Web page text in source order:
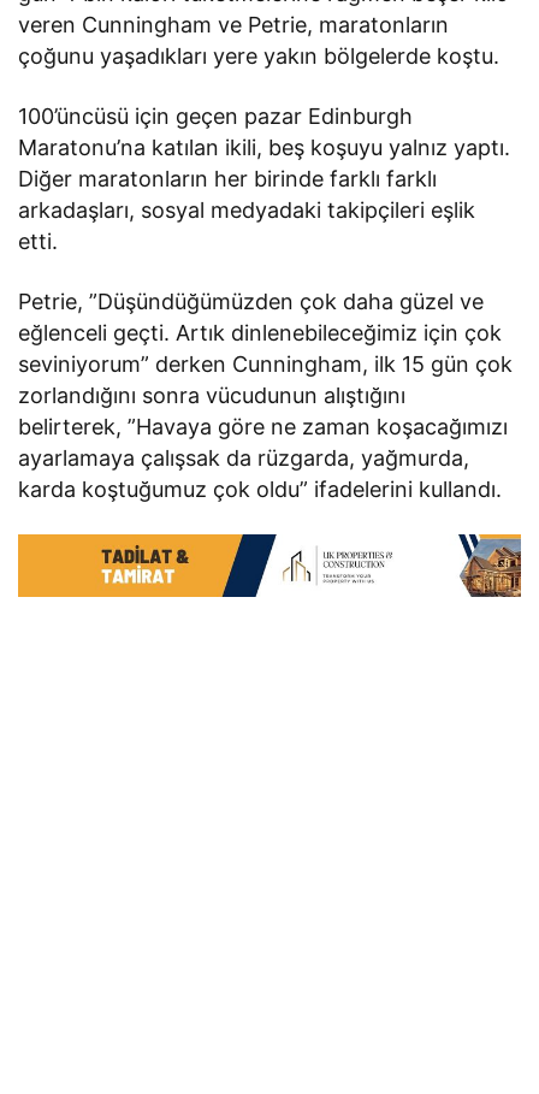
veren Cunningham ve Petrie, maratonların
çoğunu yaşadıkları yere yakın bölgelerde koştu.
100’üncüsü için geçen pazar Edinburgh
Maratonu’na katılan ikili, beş koşuyu yalnız yaptı.
Diğer maratonların her birinde farklı farklı
arkadaşları, sosyal medyadaki takipçileri eşlik
etti.
Petrie, ”Düşündüğümüzden çok daha güzel ve
eğlenceli geçti. Artık dinlenebileceğimiz için çok
seviniyorum” derken Cunningham, ilk 15 gün çok
zorlandığını sonra vücudunun alıştığını
belirterek, ”Havaya göre ne zaman koşacağımızı
ayarlamaya çalışsak da rüzgarda, yağmurda,
karda koştuğumuz çok oldu” ifadelerini kullandı.